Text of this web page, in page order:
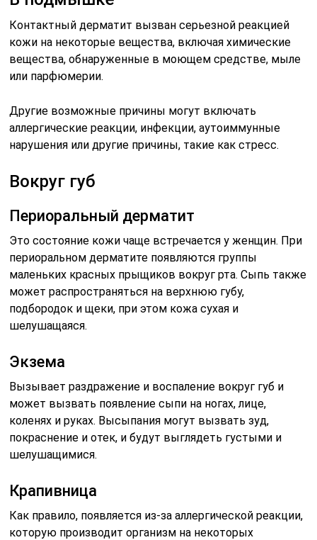
Контактный дерматит вызван серьезной реакцией
кожи на некоторые вещества, включая химические
вещества, обнаруженные в моющем средстве, мыле
или парфюмерии.
Другие возможные причины могут включать
аллергические реакции, инфекции, аутоиммунные
нарушения или другие причины, такие как стресс.
Вокруг губ
Периоральный дерматит
Это состояние кожи чаще встречается у женщин. При
периоральном дерматите появляются группы
маленьких красных прыщиков вокруг рта. Сыпь также
может распространяться на верхнюю губу,
подбородок и щеки, при этом кожа сухая и
шелушащаяся.
Экзема
Вызывает раздражение и воспаление вокруг губ и
может вызвать появление сыпи на ногах, лице,
коленях и руках. Высыпания могут вызвать зуд,
покраснение и отек, и будут выглядеть густыми и
шелушащимися.
Крапивница
Как правило, появляется из-за аллергической реакции,
которую производит организм на некоторых